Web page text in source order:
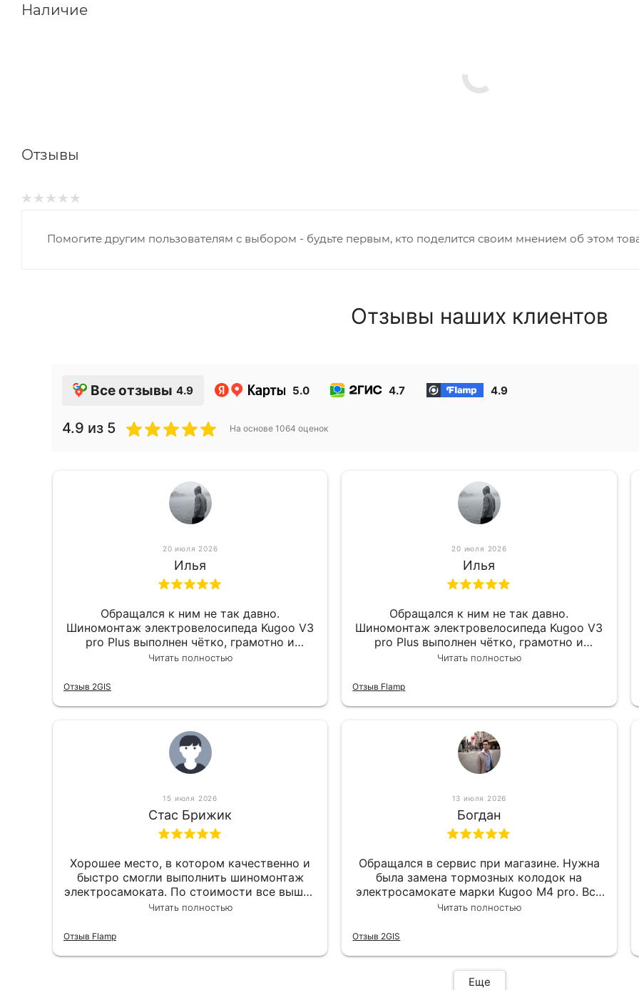
Наличие
Отзывы
Помогите другим пользователям с выбором - будьте первым, кто поделится своим мнением об этом
Отзывы наших клиентов
Все отзывы 4.9 5.0 4.7 4.9
4.9 из 5 На основе 1064 оценок
20 июля 2026
Илья
Обращался к ним не так давно.
Шиномонтаж электровелосипеда Kugoo V3
pro Plus выполнен чётко, грамотно и
квалифицированно. Всё сделано
Читать полностью
Отзыв 2GIS
20 июля 2026
Илья
Обращался к ним не так давно.
Шиномонтаж электровелосипеда Kugoo V3
pro Plus выполнен чётко, грамотно и
квалифицированно. Всё сделано
Читать полностью
Отзыв Flamp
15 июля 2026
Стас Брижик
Хорошее место, в котором качественно и
быстро смогли выполнить шиномонтаж
электросамоката. По стоимости все вышло
вообще приемлемо хочу сказать. Так что
Читать полностью
Отзыв Flamp
13 июля 2026
Богдан
Обращался в сервис при магазине. Нужна
была замена тормозных колодок на
электросамокате марки Kugoo M4 pro. Всё
сделали в лучшем виде и в максимально
гарантии, поэтому и обратился в этот
Читать полностью
Отзыв 2GIS
Еще